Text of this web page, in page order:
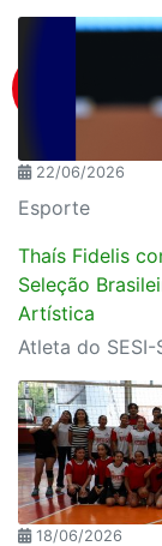
22/06/2026
Esporte
Thaís Fidelis
Seleção
Artística
18/06/2026